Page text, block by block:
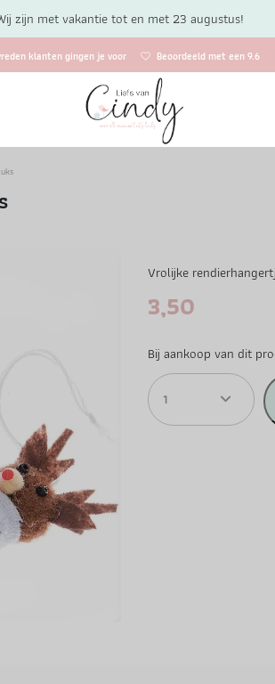
klanten gingen je voor Beoordeeld met een 9.6
Vrolijke
3,50
Bij aankoop van dit
1
zijn met vakantie tot en met 23 augustus!